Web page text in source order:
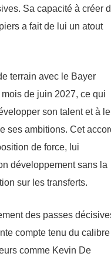
Sa capacité à créer
a fait de lui un atout
terrain avec le Bayer
de juin 2027, ce qui
son talent et à le
ses ambitions. Cet
de force, lui
développement sans la
sur les transferts.
des passes
compte tenu du calibre
comme Kevin De